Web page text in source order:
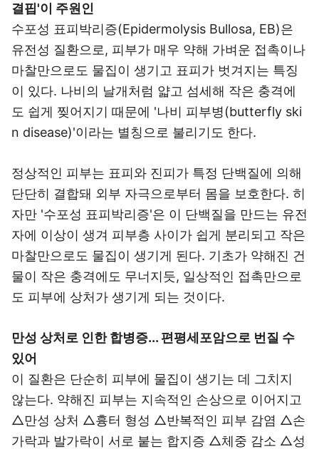
결핍'이 주원인
수포성 표피박리증(Epidermolysis Bullosa, EB)은
유전성 질환으로, 피부가 매우 약해 가벼운 접촉이나
마찰만으로도 물집이 생기고 표피가 벗겨지는 특징
이 있다. 나비의 날개처럼 얇고 섬세해 작은 충격에
도 쉽게 찢어지기 때문에 '나비 피부병(butterfly ski
n disease)'이라는 별칭으로 불리기도 한다.
정상적인 피부는 표피와 진피가 특정 단백질에 의해
단단히 결합돼 외부 자극으로부터 몸을 보호한다. 히
자만 '수포성 표피박리증'은 이 단백질을 만드는 유전
자에 이상이 생겨 피부층 사이가 쉽게 분리되고 작은
마찰만으로도 물집이 생기게 된다. 기초가 약해진 건
물이 작은 충격에도 무너지듯, 일상적인 접촉만으로
도 피부에 상처가 생기게 되는 것이다.
만성 상처로 인한 합병증... 편평세포암으로 번질 수
있어
이 질환은 단순히 피부에 물집이 생기는 데 그치지
않는다. 약해진 피부는 지속적인 손상으로 이어지고
△만성 상처 △흉터 형성 △반복적인 피부 감염 △손
가락과 발가락이 서로 붙는 합지증 △체중 감소 △성